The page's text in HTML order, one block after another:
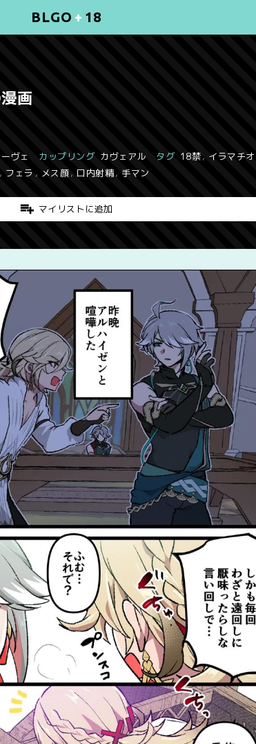
BLGO + 18
画
ヴェ カップリング カヴェアル タグ 18禁, イラマチオ
, フェラ , メス顔, 口内射精, 手マン
マイリストに追加